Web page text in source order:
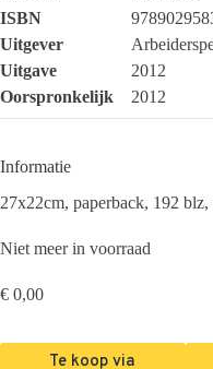
ISBN
Uitgever
Uitgave
2012
Oorspronkelijk
2012
Informatie
27x22cm, paperback, 192 blz,
Niet meer in voorraad
€ 0,00
Te koop via